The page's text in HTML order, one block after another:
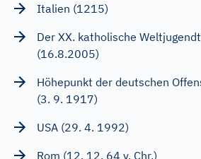
Italien (1215)
Der XX. katholische
(16.8.2005)
Höhepunkt der deutschen
(3. 9. 1917)
USA (29. 4. 1992)
Rom (12. 12. 64 v. Chr.)